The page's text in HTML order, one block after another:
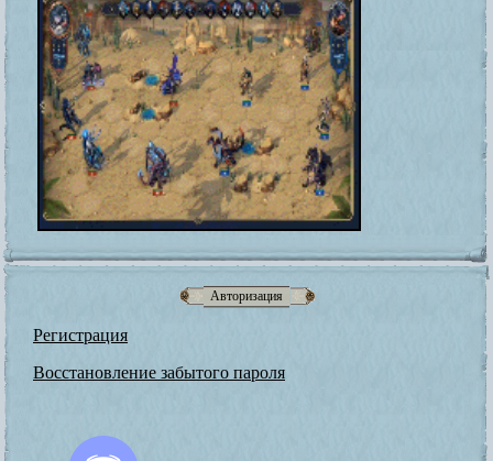
Авторизация
Регистрация
Восстановление забытого пароля